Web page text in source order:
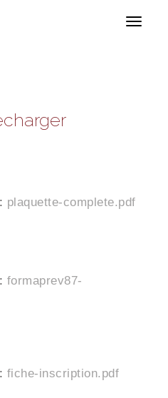
Toggle
plaquette-complete.pdf
formaprev87-
fiche-inscription.pdf